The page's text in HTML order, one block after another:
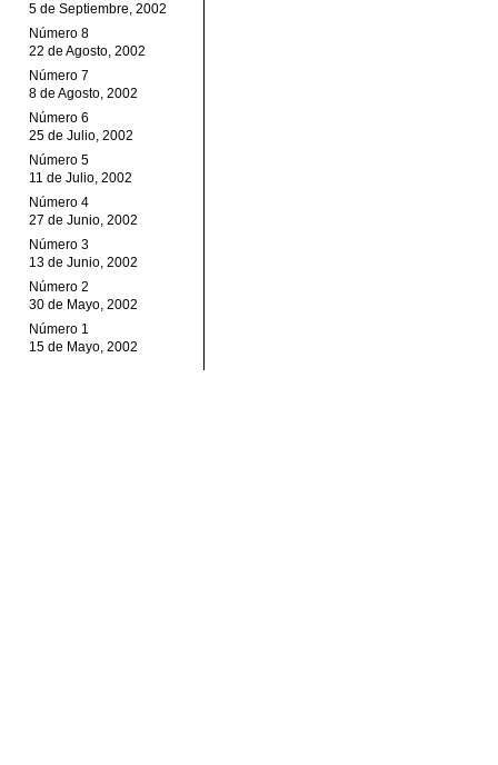
5 de Septiembre, 2002
Número 8
22 de Agosto, 2002
Número 7
8 de Agosto, 2002
Número 6
25 de Julio, 2002
Número 5
11 de Julio, 2002
Número 4
27 de Junio, 2002
Número 3
13 de Junio, 2002
Número 2
30 de Mayo, 2002
Número 1
15 de Mayo, 2002